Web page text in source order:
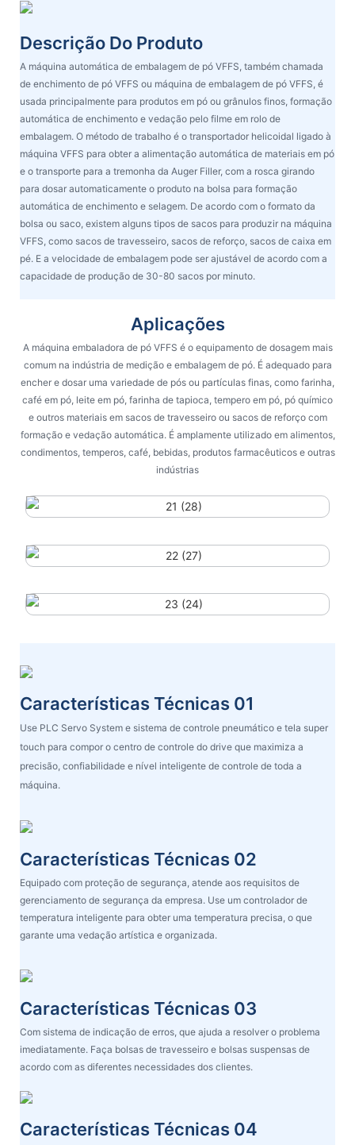
Descrição Do Produto
A máquina automática de embalagem de pó VFFS, também chamada
de enchimento de pó VFFS ou máquina de embalagem de pó VFFS, é
usada principalmente para produtos em pó ou grânulos finos, formação
automática de enchimento e vedação pelo filme em rolo de
embalagem. O método de trabalho é o transportador helicoidal ligado à
máquina VFFS para obter a alimentação automática de materiais em pó
e o transporte para a tremonha da Auger Filler, com a rosca girando
para dosar automaticamente o produto na bolsa para formação
automática de enchimento e selagem. De acordo com o formato da
bolsa ou saco, existem alguns tipos de sacos para produzir na máquina
VFFS, como sacos de travesseiro, sacos de reforço, sacos de caixa em
pé. E a velocidade de embalagem pode ser ajustável de acordo com a
capacidade de produção de 30-80 sacos por minuto.
Aplicações
A máquina embaladora de pó VFFS é o equipamento de dosagem mais
comum na indústria de medição e embalagem de pó. É adequado para
encher e dosar uma variedade de pós ou partículas finas, como farinha,
café em pó, leite em pó, farinha de tapioca, tempero em pó, pó químico
e outros materiais em sacos de travesseiro ou sacos de reforço com
formação e vedação automática. É amplamente utilizado em alimentos,
condimentos, temperos, café, bebidas, produtos farmacêuticos e outras
indústrias
Características Técnicas 01
Use PLC Servo System e sistema de controle pneumático e tela super
touch para compor o centro de controle do drive que maximiza a
precisão, confiabilidade e nível inteligente de controle de toda a
máquina.
Características Técnicas 02
Equipado com proteção de segurança, atende aos requisitos de
gerenciamento de segurança da empresa. Use um controlador de
temperatura inteligente para obter uma temperatura precisa, o que
garante uma vedação artística e organizada.
Características Técnicas 03
Com sistema de indicação de erros, que ajuda a resolver o problema
imediatamente. Faça bolsas de travesseiro e bolsas suspensas de
acordo com as diferentes necessidades dos clientes.
Características Técnicas 04